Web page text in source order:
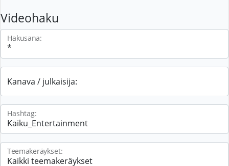
Videohaku
Hakusana:
Kanava / julkaisija:
Hashtag:
Teemakeräykset: